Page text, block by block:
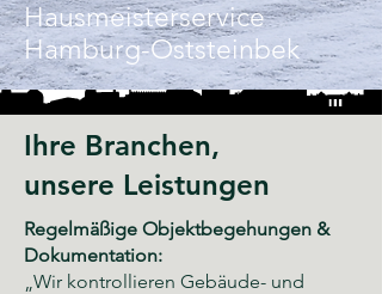
Hausmeisterservice
Hamburg-Oststeinbek
Ihre Branchen,
unsere Leistungen
Regelmäßige Objektbegehungen &
Dokumentation:
„Wir kontrollieren Gebäude- und